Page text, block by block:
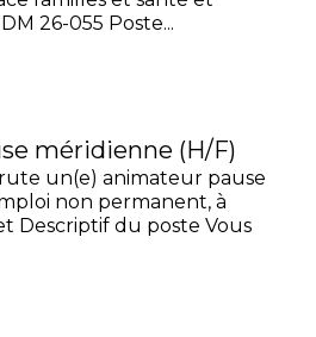
26-055 Poste...
méridienne (H/F)
un(e) animateur pause
non permanent, à
Descriptif du poste Vous